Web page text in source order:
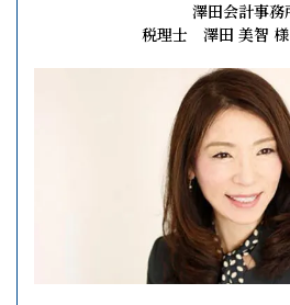
澤田会計事務
税理士 澤田 美智